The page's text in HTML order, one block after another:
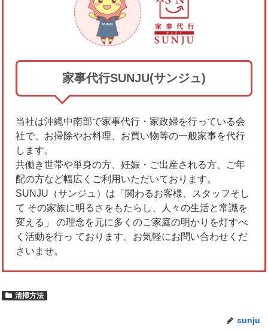
家事代行SUNJU(サンジュ)
当社は沖縄中南部で家事代行・家政婦を行っている会
社で、お掃除やお料理、お買い物等の一般家事を代行
します。
共働き世帯や単身の方、妊娠・ご出産される方、ご年
配の方など幅広くご利用いただいております。
SUNJU（サンジュ）は「関わるお客様、スタッフそし
て その家族に明るさをもたらし、人々の生活と常識を
変える」 の理念を元に多くのご家庭の明かりを灯すべ
く活動を行っ ております。お気軽にお問い合わせくだ
さいませ。
清掃方法
sunju